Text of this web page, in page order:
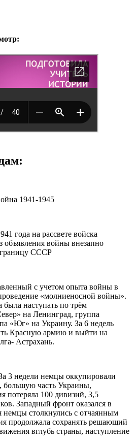
1941-1945
года на рассвете войска
объявления войны внезапно
границу СССР
с учетом опыта войны в
«молниеносной войны».
была наступать по трём
на Ленинград, группа
«Юг» на Украину. За 6 недель
Красную армию и выйти на
Астрахань.
3 недели немцы оккупировали
большую часть Украины,
потеряла 100 дивизий, 3,5
Западный фронт оказался в
столкнулись с отчаянным
продолжала сохранять решающий
вглубь страны, наступление